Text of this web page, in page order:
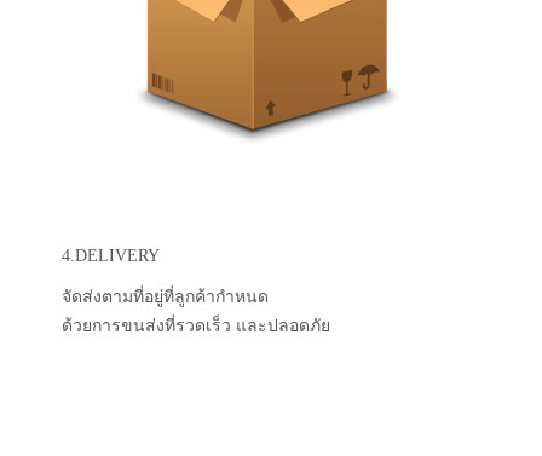
4.DELIVERY
จัดส่งตามที่อยู่ที่ลูกค้ากำหนด
ด้วยการขนส่งที่รวดเร็ว และปลอดภัย